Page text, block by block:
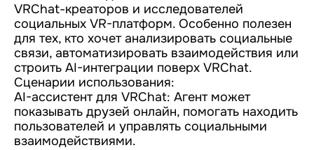
VRChat-креаторов и исследователей
социальных VR-платформ. Особенно полезен
для тех, кто хочет анализировать социальные
связи, автоматизировать взаимодействия или
строить AI-интеграции поверх VRChat.
Сценарии использования:
AI-ассистент для VRChat: Агент может
показывать друзей онлайн, помогать находить
пользователей и управлять социальными
взаимодействиями.